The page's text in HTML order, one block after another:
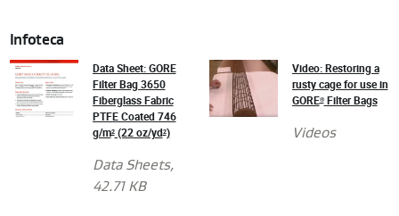
Infoteca
Data Sheet: GORE
Filter Bag 3650
Fiberglass Fabric
PTFE Coated 746
g/m2(22 oz/yd2)
Data Sheets,
42.71 KB
Video: Restoring a
rusty cage for use in
GORE®Filter Bags
Videos